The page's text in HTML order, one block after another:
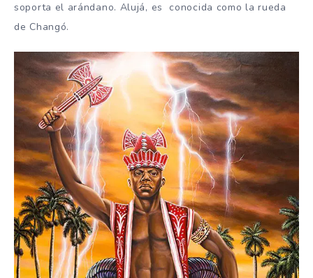
soporta el arándano. Alujá, es conocida como la rueda
de Changó.